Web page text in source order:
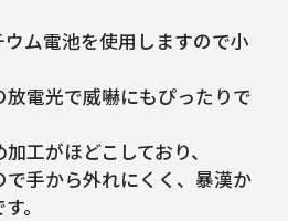
ム電池を使用しますので小
電光で威嚇にもぴったりで
工がほどこしており、
で手から外れにくく、暴漢か
。